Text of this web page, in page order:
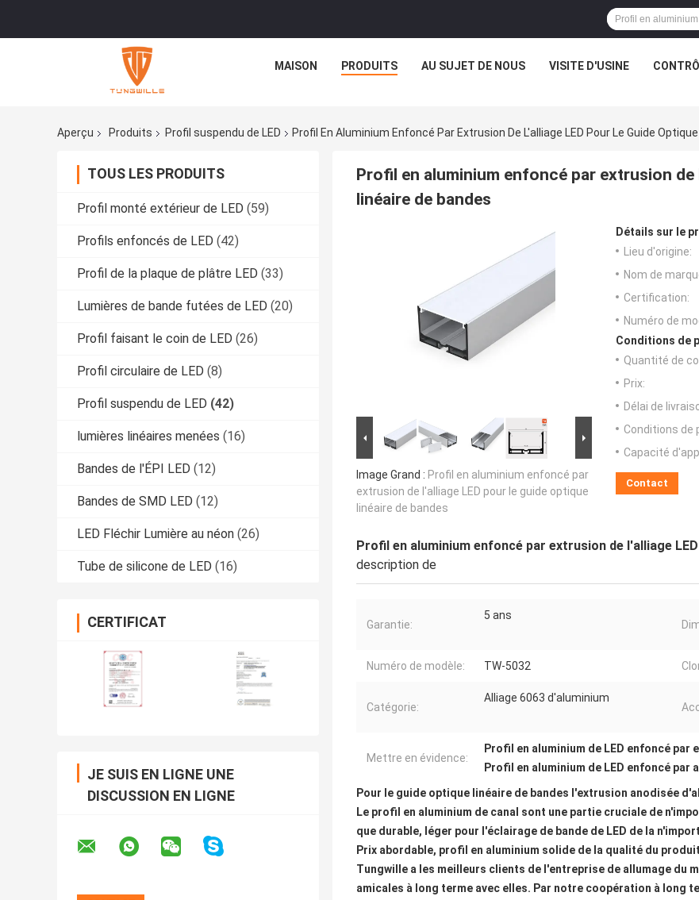
MAISON PRODUITS AU SUJET DE NOUS VISITE D'USINE
Aperçu Produits Profil suspendu de LED Profil En Aluminium Enfoncé Par Extrusion De L'alliage LED Pour Le Guide
TOUS LES PRODUITS
Profil monté extérieur de LED (59)
Profils enfoncés de LED (42)
Profil de la plaque de plâtre LED (33)
Lumières de bande futées de LED (20)
Profil faisant le coin de LED (26)
Profil circulaire de LED (8)
Profil suspendu de LED (42)
lumières linéaires menées (16)
Bandes de l'ÉPI LED (12)
Bandes de SMD LED (12)
LED Fléchir Lumière au néon (26)
Tube de silicone de LED (16)
CERTIFICAT
JE SUIS EN LIGNE UNE
DISCUSSION EN LIGNE
Profil en aluminium enfoncé par extrusion de
linéaire de bandes
Image Grand : Profil en aluminium enfoncé par
extrusion de l'alliage LED pour le guide optique
linéaire de bandes
Détails sur le
Lieu d'origine:
Nom de
Certification:
Numéro de
Conditions de
Quantité de
Prix:
Délai de
Conditions de
Capacité
Contact
Profil en aluminium enfoncé par extrusion de l'alliage
description de
Garantie:
5 ans
Numéro de modèle: TW-5032
Catégorie:
Alliage 6063 d'aluminium
Mettre en évidence:
Profil en aluminium de LED enfoncé par
Profil en aluminium de LED enfoncé par
Pour le guide optique linéaire de bandes l'extrusion anodisée
Le profil en aluminium de canal sont une partie cruciale de
que durable, léger pour l'éclairage de bande de LED de la
Prix abordable, profil en aluminium solide de la qualité du
Tungwille a les meilleurs clients de l'entreprise de allumage du
amicales à long terme avec elles. Par notre coopération à long